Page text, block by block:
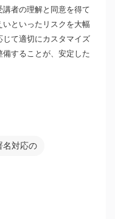
者の理解と同意を得て
といったリスクを大幅
て適切にカスタマイズ
することが、安定した
名対応の